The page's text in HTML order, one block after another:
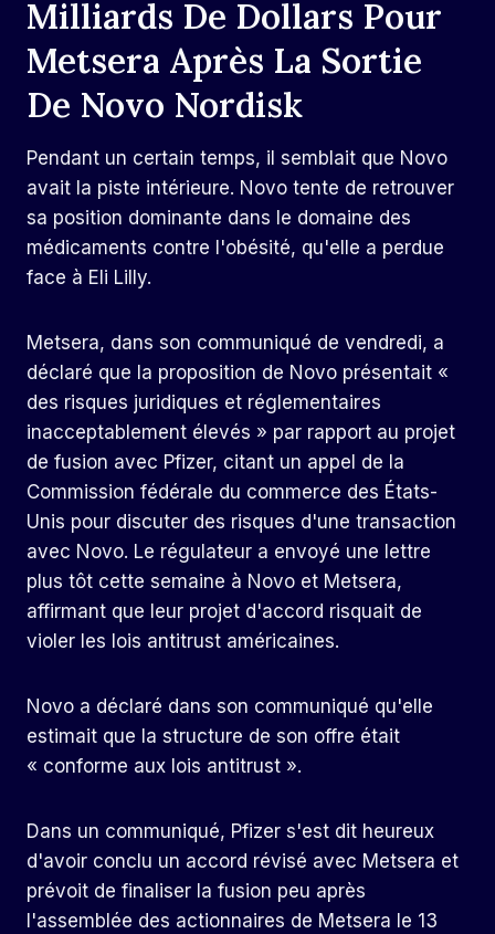
Milliards De Dollars Pour
Metsera Après La Sortie
De Novo Nordisk
Pendant un certain temps, il semblait que Novo
avait la piste intérieure. Novo tente de retrouver
sa position dominante dans le domaine des
médicaments contre l'obésité, qu'elle a perdue
face à Eli Lilly.
Metsera, dans son communiqué de vendredi, a
déclaré que la proposition de Novo présentait «
des risques juridiques et réglementaires
inacceptablement élevés » par rapport au projet
de fusion avec Pfizer, citant un appel de la
Commission fédérale du commerce des États-
Unis pour discuter des risques d'une transaction
avec Novo. Le régulateur a envoyé une lettre
plus tôt cette semaine à Novo et Metsera,
affirmant que leur projet d'accord risquait de
violer les lois antitrust américaines.
Novo a déclaré dans son communiqué qu'elle
estimait que la structure de son offre était
« conforme aux lois antitrust ».
Dans un communiqué, Pfizer s'est dit heureux
d'avoir conclu un accord révisé avec Metsera et
prévoit de finaliser la fusion peu après
l'assemblée des actionnaires de Metsera le 13